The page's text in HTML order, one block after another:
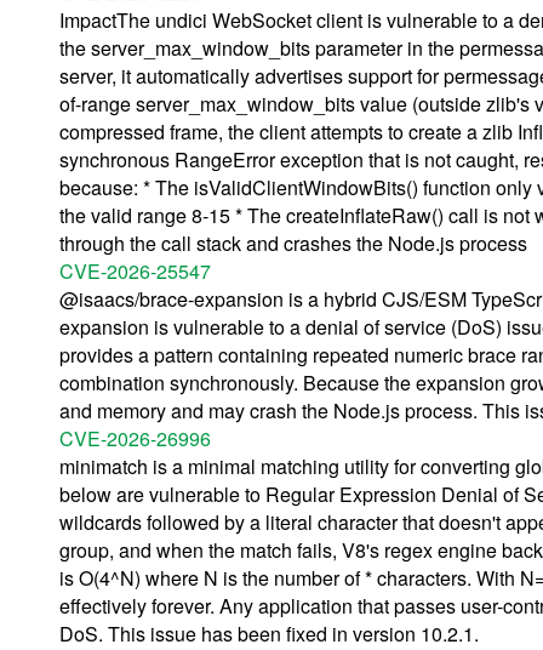
ImpactThe undici WebSocket client is vulnerable to a
the server_max_window_bits parameter in the
server, it automatically advertises support for
of-range server_max_window_bits value (outside
compressed frame, the client attempts to create a zlib
synchronous RangeError exception that is not caught,
because: * The isValidClientWindowBits() function
the valid range 8-15 * The createInflateRaw() call is
through the call stack and crashes the Node.js process
CVE-2026-25547
@isaacs/brace-expansion is a hybrid CJS/ESM
expansion is vulnerable to a denial of service (DoS)
provides a pattern containing repeated numeric brace
combination synchronously. Because the expansion
and memory and may crash the Node.js process. This
CVE-2026-26996
minimatch is a minimal matching utility for converting
below are vulnerable to Regular Expression Denial of
wildcards followed by a literal character that doesn't
group, and when the match fails, V8's regex engine
is O(4^N) where N is the number of * characters. With
effectively forever. Any application that passes user-
DoS. This issue has been fixed in version 10.2.1.